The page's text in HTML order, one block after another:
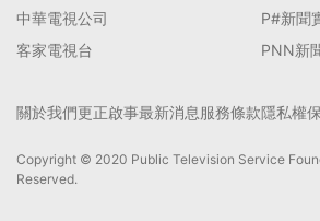
中華電視公司
客家電視台
P#新聞
PNN新
關於我們更正啟事最新消息服務條款隱私權
Copyright © 2020 Public Television Service
Reserved.